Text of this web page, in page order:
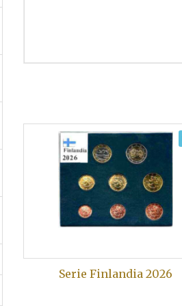
Serie Finlandia 2026